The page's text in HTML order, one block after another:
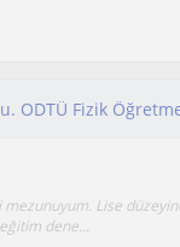
Lise
dene...